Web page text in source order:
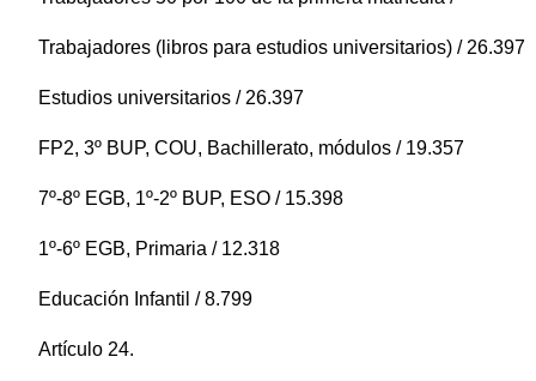
Trabajadores (libros para estudios universitarios) / 26.397
Estudios universitarios / 26.397
FP2, 3º BUP, COU, Bachillerato, módulos / 19.357
7º-8º EGB, 1º-2º BUP, ESO / 15.398
1º-6º EGB, Primaria / 12.318
Educación Infantil / 8.799
Artículo 24.